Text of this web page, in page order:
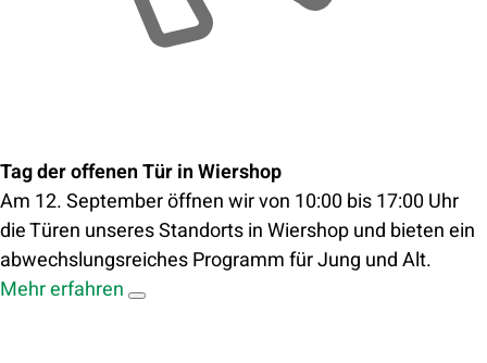
Tag der offenen Tür in Wiershop
Am 12. September öffnen wir von 10:00 bis 17:00 Uhr
die Türen unseres Standorts in Wiershop und bieten ein
abwechslungsreiches Programm für Jung und Alt.
Mehr erfahren